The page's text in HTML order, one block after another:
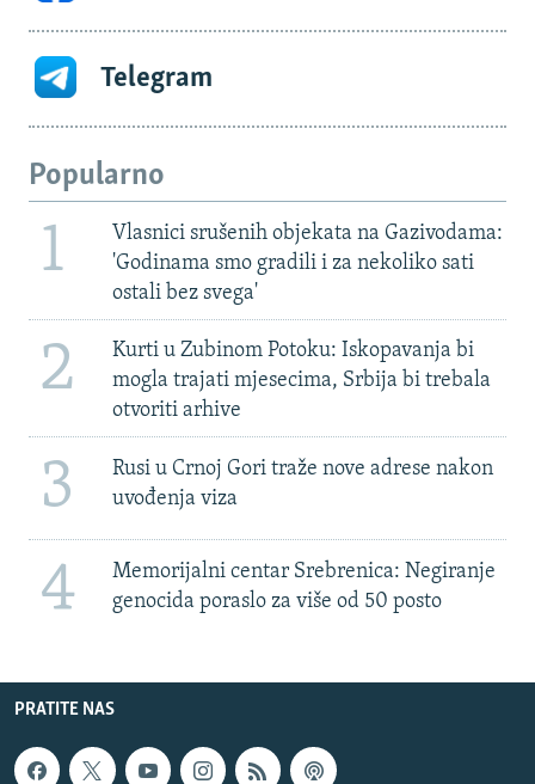
Telegram
Popularno
1
Vlasnici srušenih objekata na Gazivodama:
'Godinama smo gradili i za nekoliko sati
ostali bez svega'
2
Kurti u Zubinom Potoku: Iskopavanja bi
mogla trajati mjesecima, Srbija bi trebala
otvoriti arhive
3
Rusi u Crnoj Gori traže nove adrese nakon
uvođenja viza
4
Memorijalni centar Srebrenica: Negiranje
genocida poraslo za više od 50 posto
PRATITE NAS